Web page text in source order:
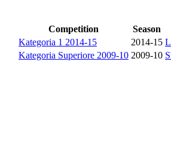
Competition Season
Kategoria 1 2014-15
2014-15
Kategoria Superiore 2009-10 2009-10